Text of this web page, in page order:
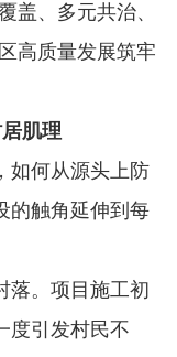
盖、多元共治、
高质量发展筑牢
肌理
何从源头上防
的触角延伸到每
。项目施工初
度引发村民不